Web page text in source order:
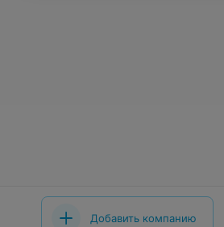
Добавить компанию